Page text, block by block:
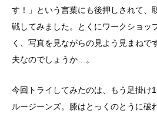
す！」という言葉にも後押しされて、
戦してみました。とくにワークショッ
く、写真を見ながらの見よう見まねで
夫なのでしょうか…。
今回トライしてみたのは、もう足掛け
ルージーンズ。膝はとっくのとうに破